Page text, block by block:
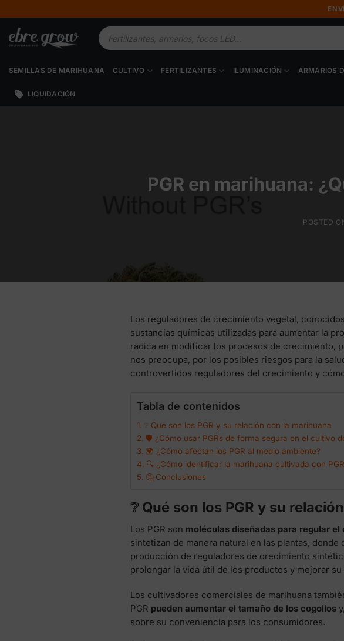
al
contenido
Búsqueda
de
productos
SEMILLAS DE MARIHUANA CULTIVO FERTILIZANTES ILUMINACIÓN ARMARIOS
LIQUIDACIÓN
PGR en marihuana:
POSTED
Los reguladores de crecimiento vegetal,
sustancias químicas utilizadas para aumentar la
radica en modificar los procesos de crecimiento,
nos preocupa, por los posibles riesgos para la
controvertidos reguladores del crecimiento y
Tabla de contenidos
❔ Qué son los PGR y su relación con la marihuana
🛡️ ¿Cómo usar PGRs de forma segura en el cultivo
🌍 ¿Cómo afectan los PGR al medio ambiente?
🔍 ¿Cómo identificar la marihuana cultivada con
🤔 Conclusiones
❔ Qué son los PGR y su
Los PGR son moléculas diseñadas para regular
sintetizan de manera natural en las plantas,
producción de reguladores de crecimiento
prolongar la vida útil de los productos y mejorar
Los cultivadores comerciales de marihuana
PGR pueden aumentar el tamaño de los cogollos
sobre su conveniencia para los consumidores.